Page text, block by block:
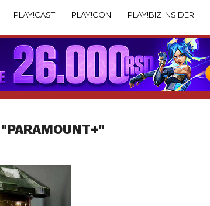
PLAY!CAST PLAY!CON PLAY!BIZ INSIDER